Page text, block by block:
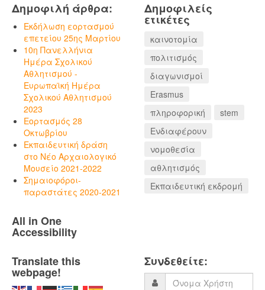
Δημοφιλή άρθρα:
Εκδήλωση εορτασμού
επετείου 25ης Μαρτίου
10η Πανελλήνια
Ημέρα Σχολικού
Αθλητισμού -
Ευρωπαϊκή Ημέρα
Σχολικού Αθλητισμού
2023
Εορτασμός 28
Οκτωβρίου
Εκπαιδευτική δράση
στο Νέο Αρχαιολογικό
Μουσείο 2021-2022
Σημαιοφόροι-
παραστάτες 2020-2021
All in One
Accessibility
Δημοφιλείς
ετικέτες
καινοτομία
πολιτισμός
διαγωνισμοί
Erasmus
πληροφορική
stem
Ενδιαφέρουν
νομοθεσία
αθλητισμός
Εκπαιδευτική εκδρομή
Translate this
webpage!
Συνδεθείτε: